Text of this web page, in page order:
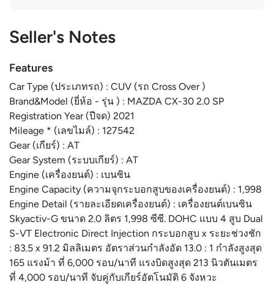
Seller's Notes
Features
Car Type (ประเภทรถ) : CUV (รถ Cross Over )
Brand&Model (ยี่ห้อ - รุ่น ) : MAZDA CX-30 2.0 SP
Registration Year (ปีจด) 2021
Mileage * (เลขไมล์) : 127542
Gear (เกียร์) : AT
Gear System (ระบบเกียร์) : AT
Engine (เครื่องยนต์) : เบนซิน
Engine Capacity (ความจุกระบอกสูบของเครื่องยนต์) : 1,998
Engine Detail (รายละเอียดเครื่องยนต์) : เครื่องยนต์เบนซิน
Skyactiv-G ขนาด 2.0 ลิตร 1,998 ซีซี. DOHC แบบ 4 สูบ Dual
S-VT Electronic Direct Injection กระบอกสูบ x ระยะช่วงชัก
: 83.5 x 91.2 มิลลิเมตร อัตราส่วนกำลังอัด 13.0 : 1 กำลังสูงสุด
165 แรงม้า ที่ 6,000 รอบ/นาที แรงบิดสูงสุด 213 นิวตันเมตร
ที่ 4,000 รอบ/นาที จับคู่กับเกียร์อัตโนมัติ 6 จังหวะ